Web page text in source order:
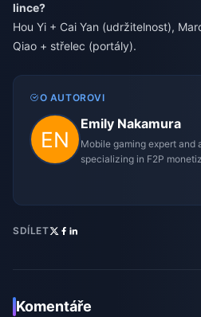
lince?
Hou Yi + Cai Yan (udržitelnost),
Qiao + střelec (portály).
O AUTOROVI
Emily Nakamura
Mobile gaming expert and
specializing in F2P
SDÍLET
Komentáře